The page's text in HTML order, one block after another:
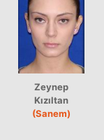
Zeynep
Kızıltan
(Sanem)